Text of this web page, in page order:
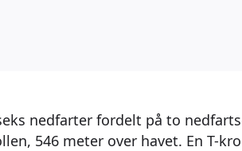
nedfarter fordelt på to
546 meter over havet. En T-